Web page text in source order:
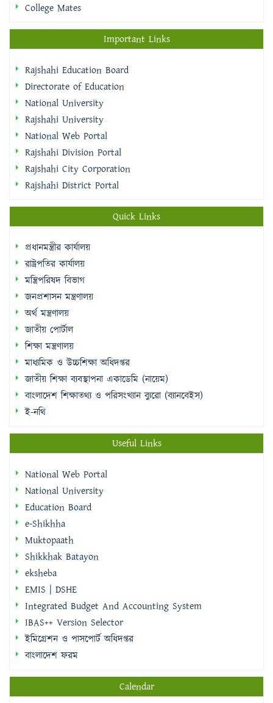
College Mates
Important Links
Rajshahi Education Board
Directorate of Education
National University
Rajshahi University
National Web Portal
Rajshahi Division Portal
Rajshahi City Corporation
Rajshahi District Portal
Quick Links
প্রধানমন্ত্রীর কার্যালয়
রাষ্ট্রপতির কার্যালয়
মন্ত্রিপরিষদ বিভাগ
জনপ্রশাসন মন্ত্রণালয়
অর্থ মন্ত্রণালয়
জাতীয় পোর্টাল
শিক্ষা মন্ত্রণালয়
মাধ্যমিক ও উচ্চশিক্ষা অধিদপ্তর
জাতীয় শিক্ষা ব্যবস্থাপনা একাডেমি (নায়েম)
বাংলাদেশ শিক্ষাতথ্য ও পরিসংখ্যান ব্যুরো (ব্যানবেইস)
ই-নথি
Useful Links
National Web Portal
National University
Education Board
e-Shikhha
Muktopaath
Shikkhak Batayon
eksheba
EMIS | DSHE
Integrated Budget And Accounting System
IBAS++ Version Selector
ইমিগ্রেশন ও পাসপোর্ট অধিদপ্তর
বাংলাদেশ ফরম
Calendar